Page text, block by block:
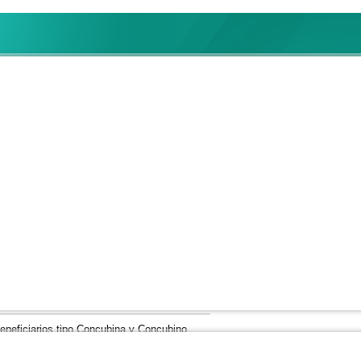
38
y concubinos
tipo Concubina y Concubino